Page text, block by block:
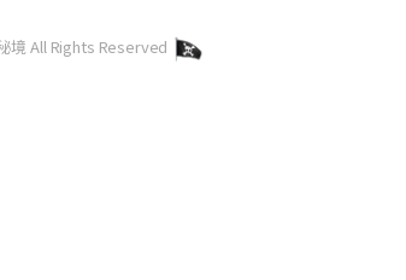
境 All Rights Reserved